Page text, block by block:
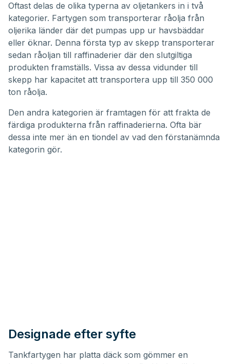
Oftast delas de olika typerna av oljetankers in i två
kategorier. Fartygen som transporterar råolja från
oljerika länder där det pumpas upp ur havsbäddar
eller öknar. Denna första typ av skepp transporterar
sedan råoljan till raffinaderier där den slutgiltiga
produkten framställs. Vissa av dessa vidunder till
skepp har kapacitet att transportera upp till 350 000
ton råolja.
Den andra kategorien är framtagen för att frakta de
färdiga produkterna från raffinaderierna. Ofta bär
dessa inte mer än en tiondel av vad den förstanämnda
kategorin gör.
Designade efter syfte
Tankfartygen har platta däck som gömmer en